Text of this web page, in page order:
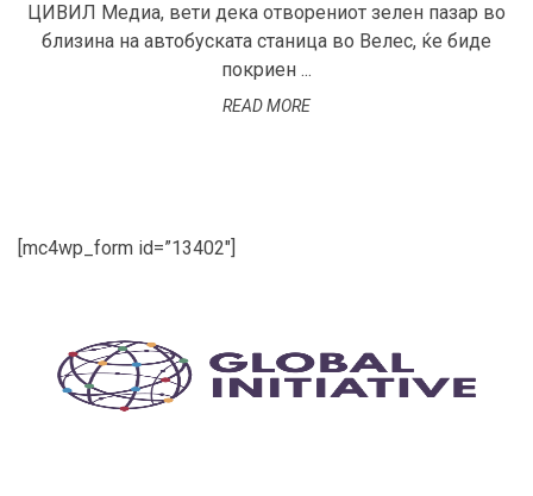
ЦИВИЛ Медиа, вети дека отворениот зелен пазар во
близина на автобуската станица во Велес, ќе биде
покриен ...
READ MORE
[mc4wp_form id=”13402″]